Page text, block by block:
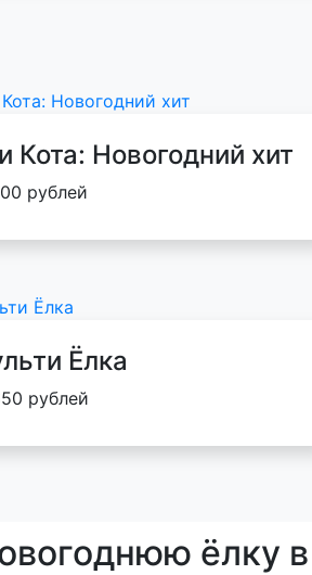
Кота: Новогодний хит
рублей
Ёлка
рублей
ёлку